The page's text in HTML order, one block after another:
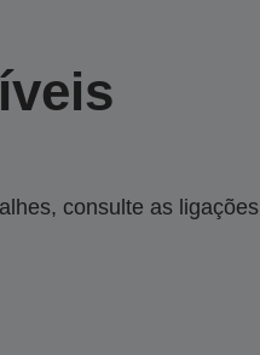
consulte as ligações